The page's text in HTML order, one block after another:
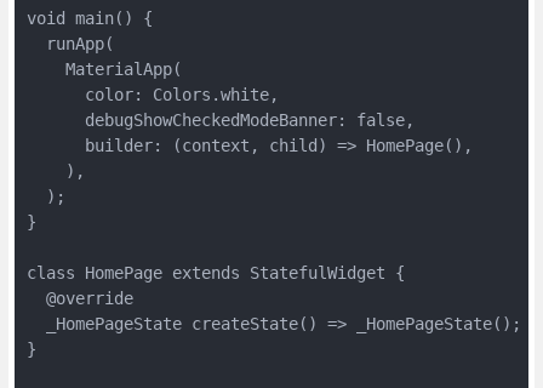
void main() {
  runApp(
    MaterialApp(
      color: Colors.white,
      debugShowCheckedModeBanner: false,
      builder: (context, child) => HomePage(),
    ),
  );
}
class HomePage extends StatefulWidget {
  @override
  _HomePageState createState() => _HomePageState();
}